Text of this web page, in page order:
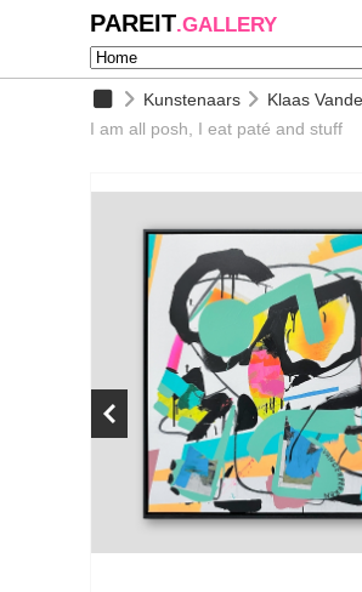
PAREIT.GALLERY
Kunstenaars
Klaas
I am all posh, I eat paté and stuff